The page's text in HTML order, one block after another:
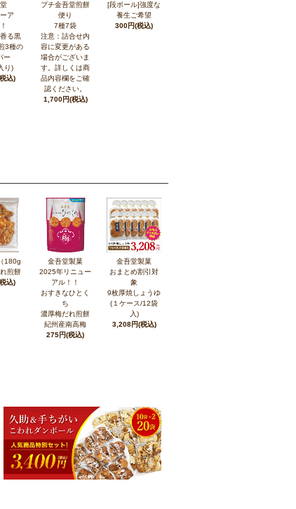
ア
る黒
3種の
ー
り)
込)
プチ金吾堂煎餅
便り
7種7袋
注意：詰合せ内
容に変更がある
場合がございま
す。詳しくは商
品内容欄をご確
認ください。
1,700円(税込)
[段ボール]強度な
養生ご希望
300円(税込)
180g
煎餅
込)
金吾堂製菓
2025年リニュー
アル！！
おすきなひとく
ち
濃厚梅だれ煎餅
紀州産南高梅
275円(税込)
金吾堂製菓
おまとめ割引対
象
9枚厚焼しょうゆ
(１ケース/12袋
入)
3,208円(税込)